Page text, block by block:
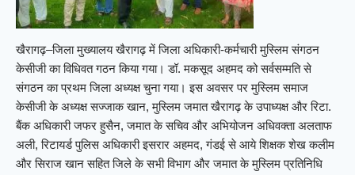
खैरागढ़–जिला मुख्यालय खैरागढ़ में जिला अधिकारी-कर्मचारी मुस्लिम संगठन
केसीजी का विधिवत गठन किया गया। डॉ. मकसूद अहमद को सर्वसम्मति से
संगठन का प्रथम जिला अध्यक्ष चुना गया। इस अवसर पर मुस्लिम समाज
केसीजी के अध्यक्ष सज्जाक खान, मुस्लिम जमात खैरागढ़ के उपाध्यक्ष और रिटा.
बैंक अधिकारी जफर हुसैन, जमात के सचिव और अभियोजन अधिवक्ता अलताफ
अली, रिटायर्ड पुलिस अधिकारी इसरार अहमद, गंडई से आये शिक्षक शेख कलीम
और सिराज खान सहित जिले के सभी विभाग और जमात के मुस्लिम प्रतिनिधि